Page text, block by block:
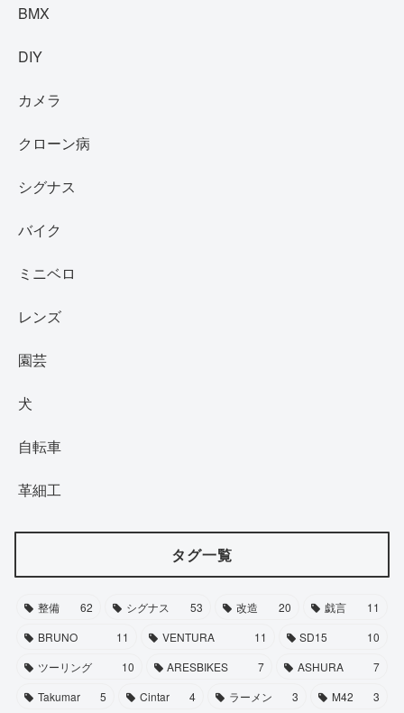
BMX
DIY
カメラ
クローン病
シグナス
バイク
ミニベロ
レンズ
園芸
犬
自転車
革細工
タグ一覧
整備 62 シグナス 53 改造 20 戯言
11
BRUNO
11 VENTURA 11 SD15
10
ツーリング
10 ARESBIKES 7 ASHURA
7
Takumar
5 Cintar 4 ラーメン 3 M42
3